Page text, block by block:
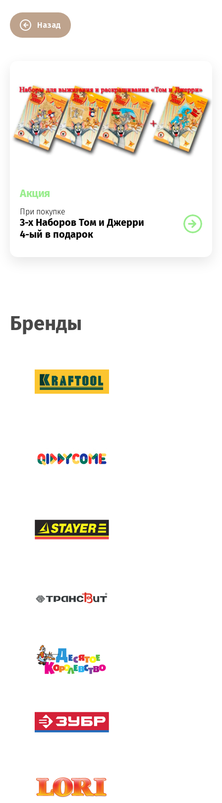
Назад
Акция
При покупке
3-х Наборов Том и Джерри
4-ый в подарок
Бренды